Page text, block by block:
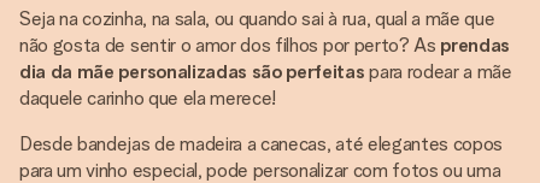
Seja na cozinha, na sala, ou quando sai à rua, qual a mãe que
não gosta de sentir o amor dos filhos por perto? As prendas
dia da mãe personalizadas são perfeitas para rodear a mãe
daquele carinho que ela merece!
Desde bandejas de madeira a canecas, até elegantes copos
para um vinho especial, pode personalizar com fotos ou uma